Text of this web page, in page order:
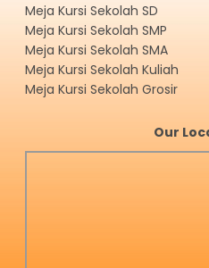
Meja Kursi Sekolah SD
Meja Kursi Sekolah SMP
Meja Kursi Sekolah SMA
Meja Kursi Sekolah Kuliah
Meja Kursi Sekolah Grosir
Our